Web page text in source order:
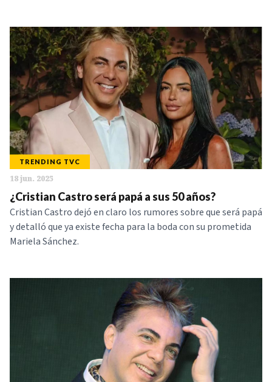
TRENDING TVC
18 jun. 2025
¿Cristian Castro será papá a sus 50 años?
Cristian Castro dejó en claro los rumores sobre que será papá
y detalló que ya existe fecha para la boda con su prometida
Mariela Sánchez.